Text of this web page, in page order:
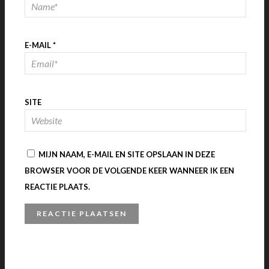
E-MAIL*
SITE
MIJN NAAM, E-MAIL EN SITE OPSLAAN IN DEZE
BROWSER VOOR DE VOLGENDE KEER WANNEER IK EEN
REACTIE PLAATS.